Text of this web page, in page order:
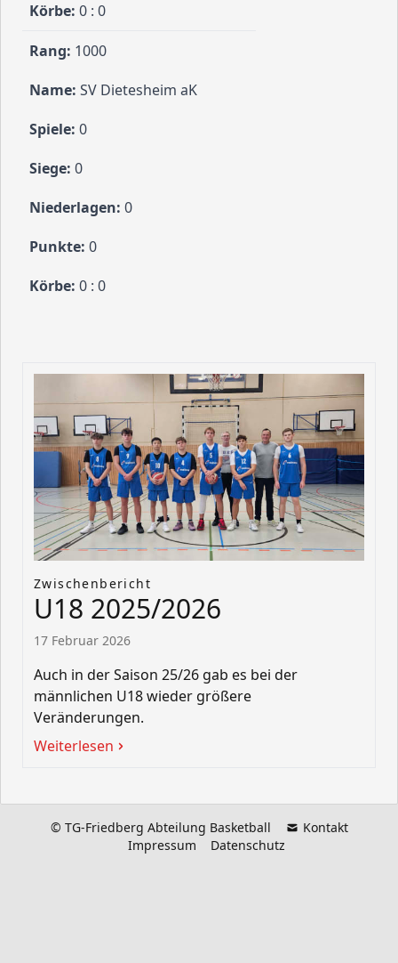
0 : 0
1000
SV Dietesheim aK
0
0
0
0
0 : 0
Zwischenbericht
U18 2025/2026
17 Februar 2026
Auch in der Saison 25/26 gab es bei der
männlichen U18 wieder größere
Veränderungen.
Weiterlesen
© TG-Friedberg Abteilung Basketball
Kontakt
Impressum
Datenschutz